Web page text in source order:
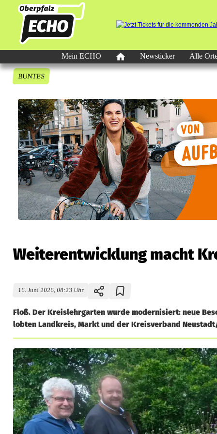
Mein ECHO Newsticker Alle
BUNTES
Weiterentwicklung macht
16. Juni 2026, 08:23 Uhr
Floß. Der Kreislehrgarten wurde modernisiert: neue
lobten Landkreis, Markt und der Kreisverband